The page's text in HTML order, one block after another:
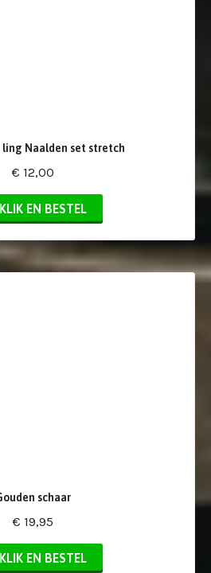
ling Naalden set stretch
€ 12,00
KLIK EN BESTEL
schaar
€ 19,95
KLIK EN BESTEL